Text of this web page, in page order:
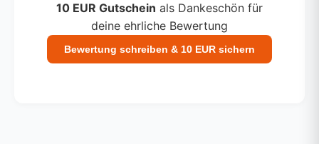
10 EUR Gutschein als Dankeschön für
deine ehrliche Bewertung
Bewertung schreiben & 10 EUR sichern